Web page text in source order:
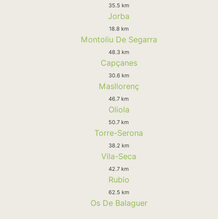
35.5 km
Jorba
18.8 km
Montoliu De Segarra
48.3 km
Capçanes
30.6 km
Masllorenç
46.7 km
Oliola
50.7 km
Torre-Serona
38.2 km
Vila-Seca
42.7 km
Rubio
62.5 km
Os De Balaguer